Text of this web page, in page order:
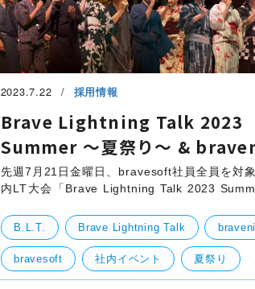
2023.7.22 採用情報
Brave Lightning Talk 2023
Summer 〜夏祭り〜 &
2023年7月度
先週7月21日金曜日、bravesoft社員全員を対
内LT大会「Brave Lightning Talk 2023
も今回で５回目となりますが、例年同様に半年
B.L.T. Brave Lightning Talk
bravesoft 社内イベント 夏祭り